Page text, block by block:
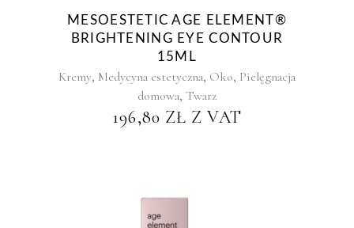
MESOESTETIC AGE ELEMENT®
BRIGHTENING EYE CONTOUR
15ML
Kremy, Medycyna estetyczna, Oko, Pielęgnacja
domowa, Twarz
196,80 ZŁ Z VAT